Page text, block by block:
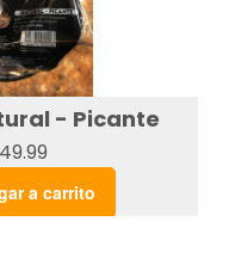
- Picante
a carrito